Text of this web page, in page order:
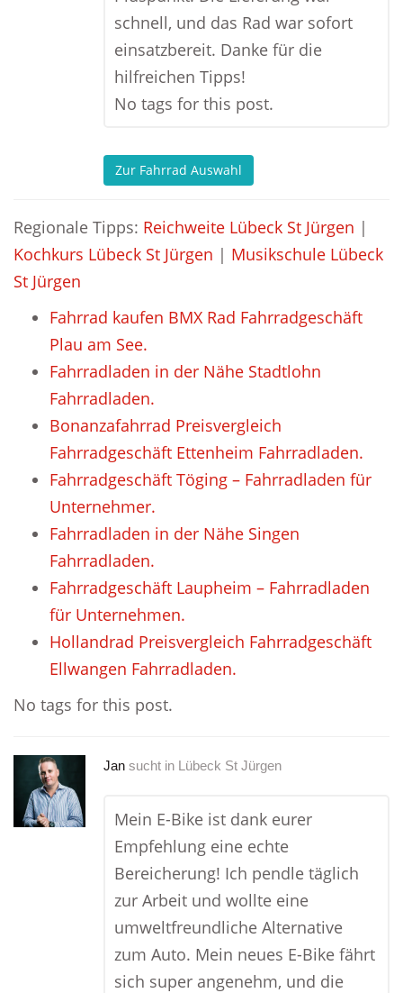
schnell, und das Rad war sofort
einsatzbereit. Danke für die
hilfreichen Tipps!
No tags for this post.
Zur Fahrrad Auswahl
Regionale Tipps: Reichweite Lübeck St Jürgen |
Kochkurs Lübeck St Jürgen | Musikschule Lübeck
St Jürgen
Fahrrad kaufen BMX Rad Fahrradgeschäft
Plau am See.
Fahrradladen in der Nähe Stadtlohn
Fahrradladen.
Bonanzafahrrad Preisvergleich
Fahrradgeschäft Ettenheim Fahrradladen.
Fahrradgeschäft Töging – Fahrradladen für
Unternehmer.
Fahrradladen in der Nähe Singen
Fahrradladen.
Fahrradgeschäft Laupheim – Fahrradladen
für Unternehmen.
Hollandrad Preisvergleich Fahrradgeschäft
Ellwangen Fahrradladen.
No tags for this post.
Jan sucht in Lübeck St Jürgen
Mein E-Bike ist dank eurer
Empfehlung eine echte
Bereicherung! Ich pendle täglich
zur Arbeit und wollte eine
umweltfreundliche Alternative
zum Auto. Mein neues E-Bike fährt
sich super angenehm, und die